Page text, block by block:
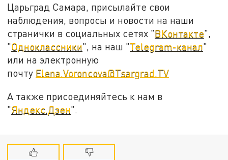
Царьград Самара, присылайте свои
наблюдения, вопросы и новости на наши
странички в социальных сетях "ВКонтакте",
"Одноклассники", на наш "Telegram-канал"
или на электронную
почту Elena.Voroncova@Tsargrad.TV
А также присоединяйтесь к нам в
"Яндекс.Дзен".